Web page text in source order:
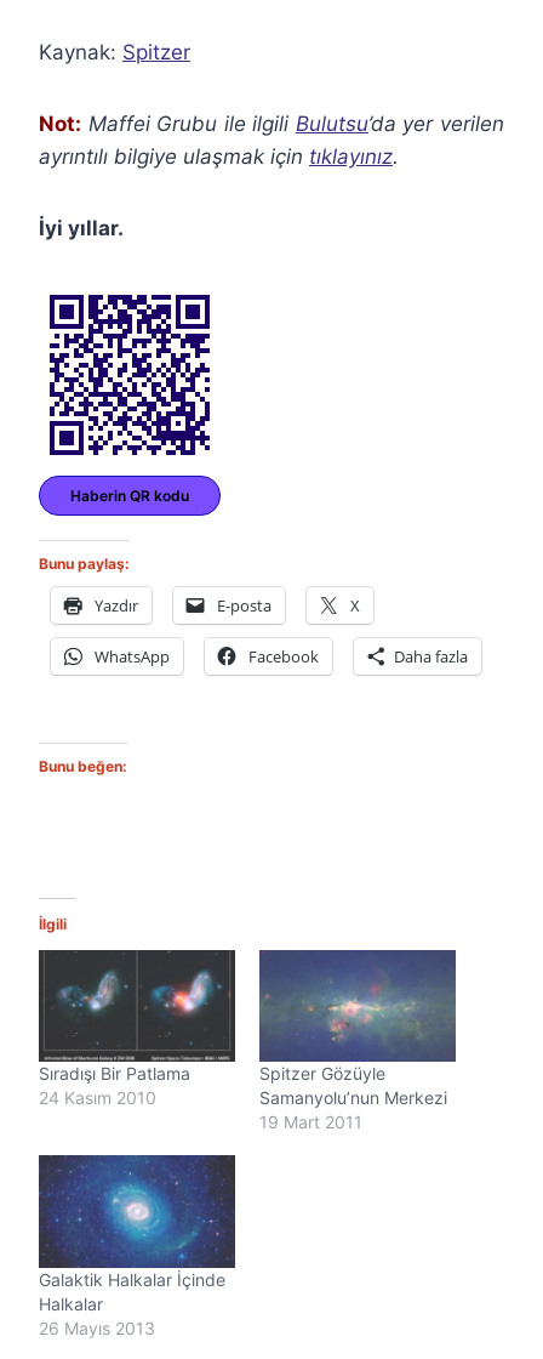
Kaynak: Spitzer
Not: Maffei Grubu ile ilgili Bulutsu’da yer verilen
ayrıntılı bilgiye ulaşmak için tıklayınız.
İyi yıllar.
Haberin QR kodu
Bunu paylaş:
Yazdır E-posta X
WhatsApp Facebook Daha fazla
Bunu beğen:
İlgili
Sıradışı Bir Patlama
24 Kasım 2010
Spitzer Gözüyle
Samanyolu’nun Merkezi
19 Mart 2011
Galaktik Halkalar İçinde
Halkalar
26 Mayıs 2013